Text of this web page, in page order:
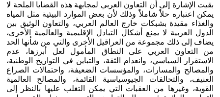
بقيت الإشارة إلى أن التعاون العربي لمجابهة هذه القضايا الملحة لا
یمكن اعتباره حلاً شاملاً وذلك لأن بعض الموارد البيئية مثل المياه
والغذاء مقيدة بشبكات خارج العالم العربي، والتعاون الوثيق بين
الدول العربية لا يمنع أشكال التبادل الإقليمية والعالمية الأخرى،
يضاف إلى ذلك مجموعة من العراقيل الأخرى والتي من شأنها الحد
من التعاون العربي على النطاق المأمول لعل أبرزها، عدم
الاستقرار السياسي، وانعدام الثقة، والتباين في التواريخ الوطنية،
والمصالح والمسارات، والمؤسسات الضعيفة، واحتمالات الصراع
العنيف، والتحالفات الجيوسياسية القائمة، والمصالح العالمية
القوية، وغيرها من العقبات التي يمكن التغلب عليها بالنظر إلى